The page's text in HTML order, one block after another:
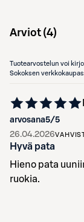
Arviot (4)
Tuotearvostelun voi
Sokoksen
arvosana5/5
26.04.2026
Hyvä pata
Hieno pata
ruokia.